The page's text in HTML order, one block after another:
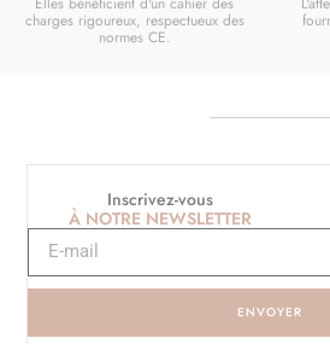
charges rigoureux, respectueux des
normes CE.
Inscrivez-vous
À NOTRE NEWSLETTER
ENVOYER